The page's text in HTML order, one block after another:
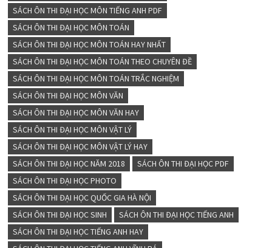
SÁCH ÔN THI ĐẠI HỌC MÔN TIẾNG ANH PDF
SÁCH ÔN THI ĐẠI HỌC MÔN TOÁN
SÁCH ÔN THI ĐẠI HỌC MÔN TOÁN HAY NHẤT
SÁCH ÔN THI ĐẠI HỌC MÔN TOÁN THEO CHUYÊN ĐỀ
SÁCH ÔN THI ĐẠI HỌC MÔN TOÁN TRẮC NGHIỆM
SÁCH ÔN THI ĐẠI HỌC MÔN VĂN
SÁCH ÔN THI ĐẠI HỌC MÔN VĂN HAY
SÁCH ÔN THI ĐẠI HỌC MÔN VẬT LÝ
SÁCH ÔN THI ĐẠI HỌC MÔN VẬT LÝ HAY
SÁCH ÔN THI ĐẠI HỌC NĂM 2018
SÁCH ÔN THI ĐẠI HỌC PDF
SÁCH ÔN THI ĐẠI HỌC PHOTO
SÁCH ÔN THI ĐẠI HỌC QUỐC GIA HÀ NỘI
SÁCH ÔN THI ĐẠI HỌC SINH
SÁCH ÔN THI ĐẠI HỌC TIẾNG ANH
SÁCH ÔN THI ĐẠI HỌC TIẾNG ANH HAY